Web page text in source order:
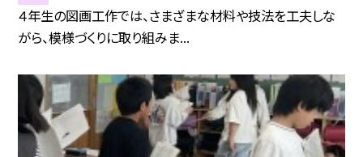
４年生の図画工作では、さまざまな材料や技法を工夫しな
がら、模様づくりに取り組みま...